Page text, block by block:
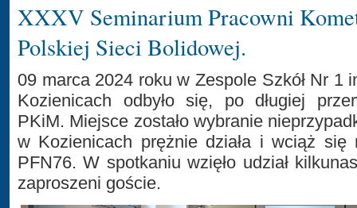
XXXV Seminarium Pracowni
Polskiej Sieci Bolidowej.
09 marca 2024 roku w Zespole Szkół Nr 1
Kozienicach odbyło się, po długiej
PKiM. Miejsce zostało wybranie
w Kozienicach prężnie działa i wciąż się
PFN76. W spotkaniu wzięło udział
zaproszeni goście.